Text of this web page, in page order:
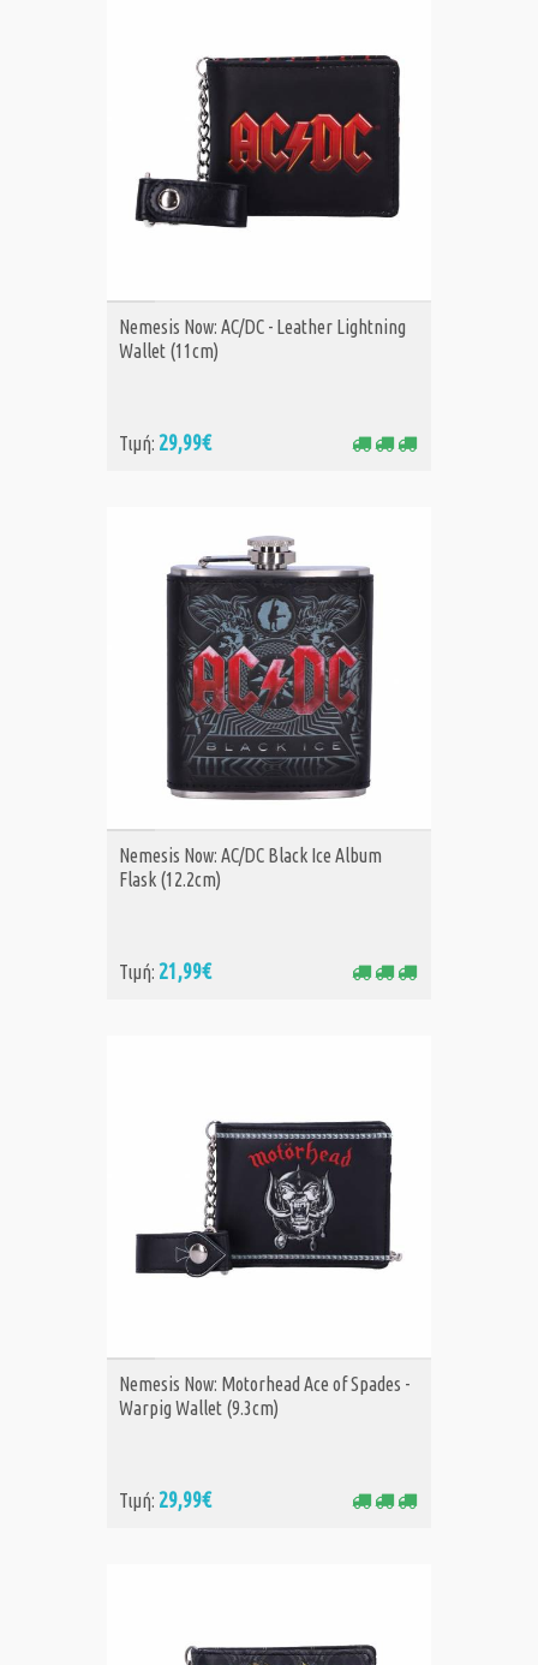
ΑΓΟΡΑ
Nemesis Now: AC/DC - Leather Lightning
Wallet (11cm)
Τιμή: 29,99€
ΑΓΟΡΑ
Nemesis Now: AC/DC Black Ice Album
Flask (12.2cm)
Τιμή: 21,99€
ΑΓΟΡΑ
Nemesis Now: Motorhead Ace of Spades -
Warpig Wallet (9.3cm)
Τιμή: 29,99€